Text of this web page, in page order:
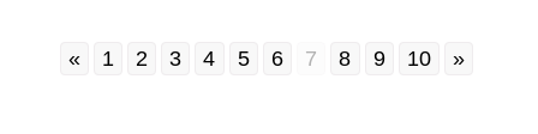
« 1 2 3 4 5 6 7 8 9 10 »